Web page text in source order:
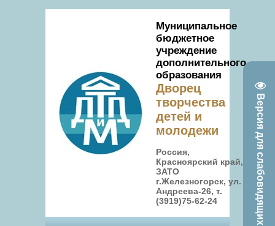
Версия для слабовидящих
Муниципальное
бюджетное
учреждение
дополнительного
образования
Дворец
творчества
детей и
молодежи
Россия,
Красноярский край,
ЗАТО
г.Железногорск, ул.
Андреева-26, т.
(3919)75-62-24